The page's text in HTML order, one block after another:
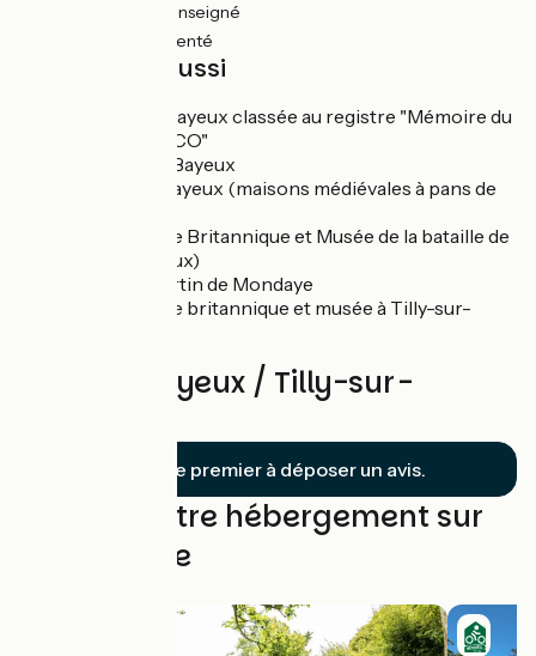
(21%) Non renseigné
(32%) Accidenté
À découvrir aussi
La Tapisserie de Bayeux classée au registre "Mémoire du
Monde"de l'UNESCO"
La Cathédrale de Bayeux
Circuit du vieux Bayeux (maisons médiévales à pans de
Cimetière militaire Britannique et Musée de la bataille de
Normandie (Bayeux)
Abbaye Saint-Martin de Mondaye
Cimetière militaire britannique et musée à Tilly-sur-
Avis sur Bayeux / Tilly-sur-
Soyez le premier à déposer un avis.
Trouvez votre hébergement sur
cette étape